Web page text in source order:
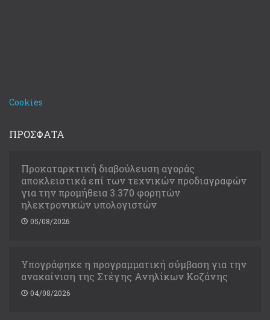
Cookies
ΠΡΟΣΦΑΤΑ
Προκαταρκτική διαβούλευση αγοράς
αποκλειστικά επί των τεχνικών προδιαγραφών
για την προμήθεια 3.370 φορητών
ηλεκτρονικών υπολογιστών
05/08/2026
Υπογράφηκε η προγραμματική σύμβαση για την
ανακαίνιση της Στέγης Ανηλίκων Κοζάνης
04/08/2026